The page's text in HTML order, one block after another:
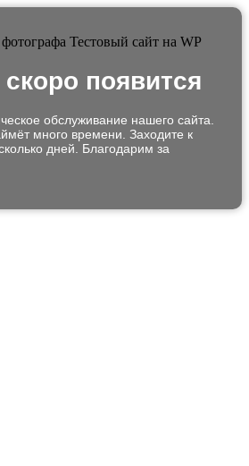
появится
обслуживание нашего сайта.
много времени. Заходите к
дней. Благодарим за